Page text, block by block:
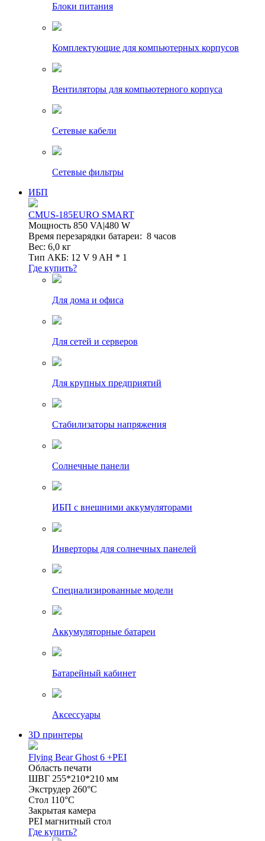
Блоки питания
Комплектующие для компьютерных корпусов
Вентиляторы для компьютерного корпуса
Сетевые кабели
Сетевые фильтры
ИБП
CMUS-185EURO SMART
Мощность 850 VA|480 W
Время перезарядки батареи: 8 часов
Вес: 6,0 кг
Тип АКБ: 12 V 9 AH * 1
Где купить?
Для дома и офиса
Для сетей и серверов
Для крупных предприятий
Стабилизаторы напряжения
Солнечные панели
ИБП с внешними аккумуляторами
Инверторы для солнечных панелей
Специализированные модели
Аккумуляторные батареи
Батарейный кабинет
Аксессуары
3D принтеры
Flying Bear Ghost 6 +PEI
Область печати
ШВГ 255*210*210 мм
Экструдер 260°C
Стол 110°C
Закрытая камера
PEI магнитный стол
Где купить?